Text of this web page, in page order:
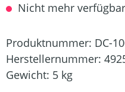
Nicht mehr verfügbar
Produktnummer: DC-
Herstellernummer:
Gewicht: 5 kg